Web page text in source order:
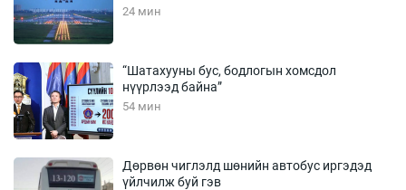
24 мин
“Шатахууны бус, бодлогын хомсдол
нүүрлээд байна”
54 мин
Дөрвөн чиглэлд шөнийн автобус иргэдэд
үйлчилж буй гэв